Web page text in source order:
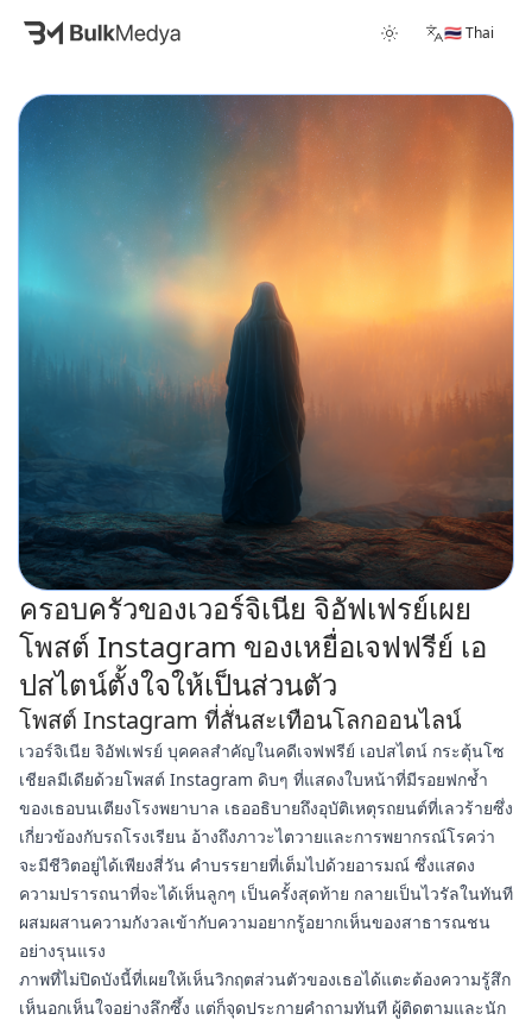
🇹🇭 Thai
ครอบครัวของเวอร์จิเนีย จิอัฟเฟรย์เผย
โพสต์ Instagram ของเหยื่อเจฟฟรีย์ เอ
ปสไตน์ตั้งใจให้เป็นส่วนตัว
โพสต์ Instagram ที่สั่นสะเทือนโลกออนไลน์
เวอร์จิเนีย จิอัฟเฟรย์ บุคคลสำคัญในคดีเจฟฟรีย์ เอปสไตน์ กระตุ้นโซ
เชียลมีเดียด้วยโพสต์ Instagram ดิบๆ ที่แสดงใบหน้าที่มีรอยฟกช้ำ
ของเธอบนเตียงโรงพยาบาล เธออธิบายถึงอุบัติเหตุรถยนต์ที่เลวร้ายซึ่ง
เกี่ยวข้องกับรถโรงเรียน อ้างถึงภาวะไตวายและการพยากรณ์โรคว่า
จะมีชีวิตอยู่ได้เพียงสี่วัน คำบรรยายที่เต็มไปด้วยอารมณ์ ซึ่งแสดง
ความปรารถนาที่จะได้เห็นลูกๆ เป็นครั้งสุดท้าย กลายเป็นไวรัลในทันที
ผสมผสานความกังวลเข้ากับความอยากรู้อยากเห็นของสาธารณชน
อย่างรุนแรง
ภาพที่ไม่ปิดบังนี้ที่เผยให้เห็นวิกฤตส่วนตัวของเธอได้แตะต้องความรู้สึก
เห็นอกเห็นใจอย่างลึกซึ้ง แต่ก็จุดประกายคำถามทันที ผู้ติดตามและนัก